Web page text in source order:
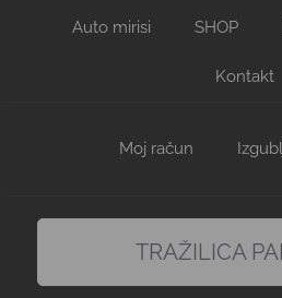
Auto mirisi SHOP
Kontakt
Moj račun
TRAŽILICA